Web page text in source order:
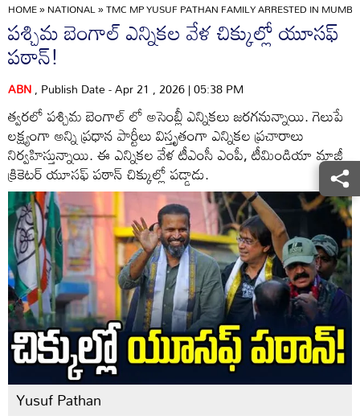
HOME»NATIONAL»TMC MP YUSUF PATHAN FAMILY ARRESTED IN
పశ్చిమ బెంగాల్ ఎన్నికల వేళ చిక్కుల్లో యూసఫ్
పఠాన్!
ABN, Publish Date - Apr 21 , 2026 | 05:38 PM
త్వరలో పశ్చిమ బెంగాల్ లో అసెంబ్లీ ఎన్నికలు జరగనున్నాయి. గెలుపే
లక్ష్యంగా అన్ని ప్రధాన పార్టీలు విస్తృతంగా ఎన్నికల ప్రచారాలు
నిర్వహిస్తున్నాయి. ఈ ఎన్నికల వేళ టీఎంసీ ఎంపీ, టీమిండియా మాజీ
క్రికెటర్ యూసఫ్ పఠాన్ చిక్కుల్లో పడ్డాడు.
Yusuf Pathan